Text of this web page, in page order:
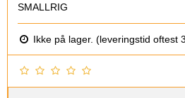
SMALLRIG
Ikke på lager. (leveringstid oftest